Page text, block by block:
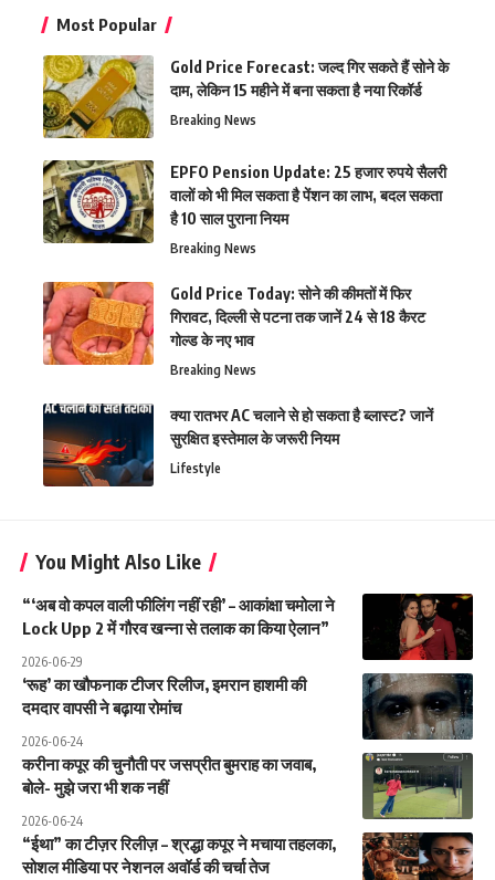
Most Popular
Gold Price Forecast: जल्द गिर सकते हैं सोने के
दाम, लेकिन 15 महीने में बना सकता है नया रिकॉर्ड
Breaking News
EPFO Pension Update: 25 हजार रुपये सैलरी
वालों को भी मिल सकता है पेंशन का लाभ, बदल सकता
है 10 साल पुराना नियम
Breaking News
Gold Price Today: सोने की कीमतों में फिर
गिरावट, दिल्ली से पटना तक जानें 24 से 18 कैरट
गोल्ड के नए भाव
Breaking News
क्या रातभर AC चलाने से हो सकता है ब्लास्ट? जानें
सुरक्षित इस्तेमाल के जरूरी नियम
Lifestyle
You Might Also Like
“‘अब वो कपल वाली फीलिंग नहीं रही’ – आकांक्षा चमोला ने
Lock Upp 2 में गौरव खन्ना से तलाक का किया ऐलान”
2026-06-29
‘रूह’ का खौफनाक टीजर रिलीज, इमरान हाशमी की
दमदार वापसी ने बढ़ाया रोमांच
2026-06-24
करीना कपूर की चुनौती पर जसप्रीत बुमराह का जवाब,
बोले- मुझे जरा भी शक नहीं
2026-06-24
“ईथा” का टीज़र रिलीज़ – श्रद्धा कपूर ने मचाया तहलका,
सोशल मीडिया पर नेशनल अवॉर्ड की चर्चा तेज